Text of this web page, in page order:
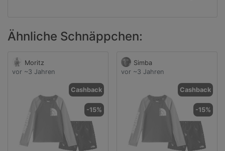
Ähnliche Schnäppchen:
Moritz
vor ~3 Jahren
Cashback
-15%
Simba
vor ~3 Jahren
Cashback
-15%